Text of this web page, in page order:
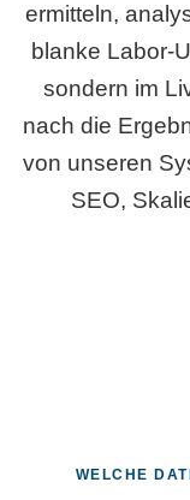
ermitteln,
blanke Labor-
sondern im
nach die
von unseren
SEO,
WELCHE